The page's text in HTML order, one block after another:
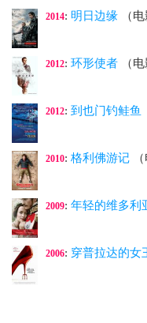
2014: 明日边缘 （电
2012: 环形使者 （电
2012: 到也门钓鲑鱼
2010: 格利佛游记
2009: 年轻的维多利
2006: 穿普拉达的女